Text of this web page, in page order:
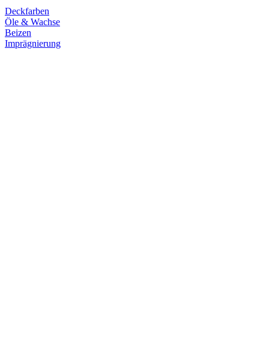
Deckfarben
Öle & Wachse
Beizen
Imprägnierung